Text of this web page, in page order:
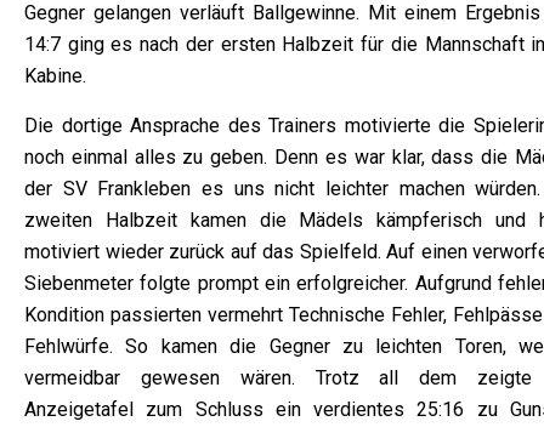
Gegner gelangen verläuft Ballgewinne. Mit einem
14:7 ging es nach der ersten Halbzeit für die Mannschaft
Kabine.
Die dortige Ansprache des Trainers motivierte die
noch einmal alles zu geben. Denn es war klar, dass die
der SV Frankleben es uns nicht leichter machen
zweiten Halbzeit kamen die Mädels kämpferisch und
motiviert wieder zurück auf das Spielfeld. Auf einen
Siebenmeter folgte prompt ein erfolgreicher. Aufgrund
Kondition passierten vermehrt Technische Fehler,
Fehlwürfe. So kamen die Gegner zu leichten Toren,
vermeidbar gewesen wären. Trotz all dem
Anzeigetafel zum Schluss ein verdientes 25:16 zu